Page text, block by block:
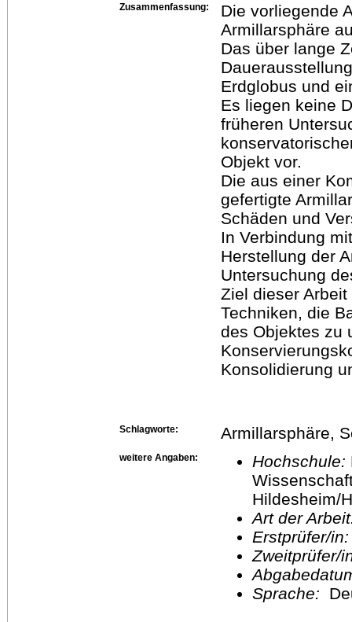
Zusammenfassung:
Die vorliegende
Armillarsphäre
Das über lange
Erdglobus und
Es liegen keine
früheren
Objekt vor.
Die aus einer
gefertigte
Schäden und
In Verbindung
Herstellung der
Untersuchung
Ziel dieser
Techniken, die
des Objektes zu
Konsolidierung
Schlagworte: Armillarsphäre,
weitere Angaben: Hochschule:
Hildesheim/
Art der
Erstprüfer/
Sprache: